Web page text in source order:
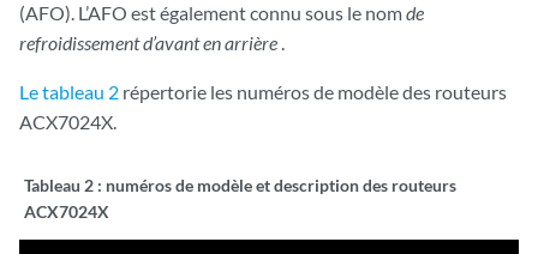
(AFO). L’AFO est également connu sous le nomde
refroidissement d’avant en arrière .
Le tableau 2 répertorie les numéros de modèle des routeurs
ACX7024X.
Tableau 2 : numéros de modèle et description des routeurs
ACX7024X